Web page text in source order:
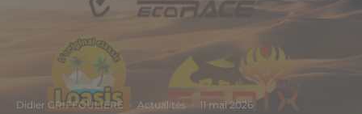
Didier GRIFFOULIERE · Actualités · 11 mai 2026